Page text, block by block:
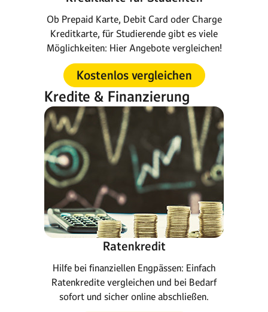
Ob Prepaid Karte, Debit Card oder Charge
Kreditkarte, für Studierende gibt es viele
Möglichkeiten: Hier Angebote vergleichen!
Kostenlos vergleichen
Kredite & Finanzierung
Ratenkredit
Hilfe bei finanziellen Engpässen: Einfach
Ratenkredite vergleichen und bei Bedarf
sofort und sicher online abschließen.